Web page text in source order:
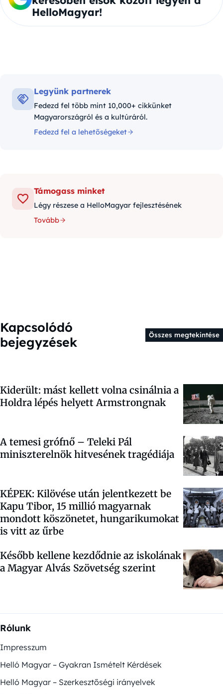
HelloMagyar!
Legyünk partnerek
Fedezd fel több mint 10,000+ cikkünket
Magyarországról és a kultúráról.
Fedezd fel a lehetőségeket
Támogass minket
Légy részese a HelloMagyar fejlesztésének
Tovább
Kapcsolódó
bejegyzések
Összes megtekintése
Kiderült: mást kellett volna csinálnia a
Holdra lépés helyett Armstrongnak
A temesi grófnő – Teleki Pál
miniszterelnök hitvesének tragédiája
KÉPEK: Kilövése után jelentkezett be
Kapu Tibor, 15 millió magyarnak
mondott köszönetet, hungarikumokat
is vitt az űrbe
Később kellene kezdődnie az iskolának
a Magyar Alvás Szövetség szerint
Rólunk
Impresszum
Helló Magyar – Gyakran Ismételt Kérdések
Helló Magyar – Szerkesztőségi irányelvek